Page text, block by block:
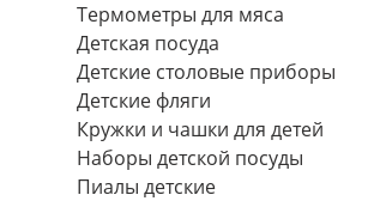
Термометры для мяса
Детская посуда
Детские столовые приборы
Детские фляги
Кружки и чашки для детей
Наборы детской посуды
Пиалы детские